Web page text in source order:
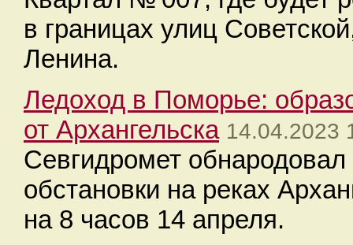
в границах улиц
Ленина.
Ледоход в Поморье:
от Архангельска 14.04.2023
Севгидромет обнародовал
обстановки на реках
на 8 часов 14 апреля.